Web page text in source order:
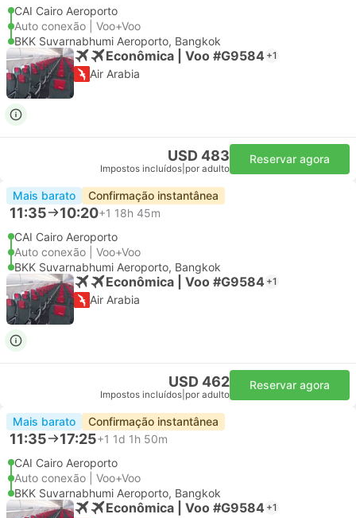
CAI Cairo Aeroporto
Auto conexão | Voo+Voo
BKK Suvarnabhumi Aeroporto, Bangkok
Econômica | Voo #G9584 +1
Air Arabia
USD 483
Impostos incluídos por adulto
Reservar agora
Mais barato Confirmação instantânea
11:35 10:20+1 18h 45m
CAI Cairo Aeroporto
Auto conexão | Voo+Voo
BKK Suvarnabhumi Aeroporto, Bangkok
Econômica | Voo #G9584 +1
Air Arabia
USD 462
Impostos incluídos por adulto
Reservar agora
Mais barato Confirmação instantânea
11:35 17:25+1 1d 1h 50m
CAI Cairo Aeroporto
Auto conexão | Voo+Voo
BKK Suvarnabhumi Aeroporto, Bangkok
Econômica | Voo #G9584 +1